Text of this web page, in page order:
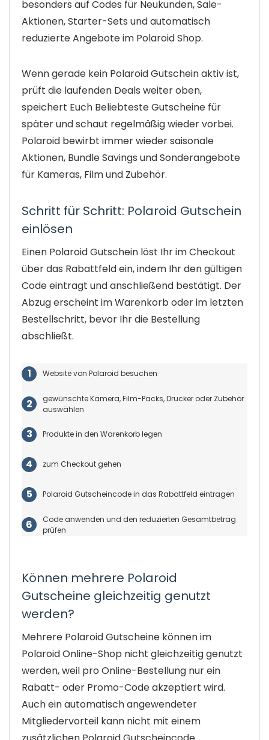
besonders auf Codes für Neukunden, Sale-
Aktionen, Starter-Sets und automatisch
reduzierte Angebote im Polaroid Shop.
Wenn gerade kein Polaroid Gutschein aktiv ist,
prüft die laufenden Deals weiter oben,
speichert Euch Beliebteste Gutscheine für
später und schaut regelmäßig wieder vorbei.
Polaroid bewirbt immer wieder saisonale
Aktionen, Bundle Savings und Sonderangebote
für Kameras, Film und Zubehör.
Schritt für Schritt: Polaroid Gutschein
einlösen
Einen Polaroid Gutschein löst Ihr im Checkout
über das Rabattfeld ein, indem Ihr den gültigen
Code eintragt und anschließend bestätigt. Der
Abzug erscheint im Warenkorb oder im letzten
Bestellschritt, bevor Ihr die Bestellung
abschließt.
Website von Polaroid besuchen
gewünschte Kamera, Film-Packs, Drucker oder Zubehör
auswählen
Produkte in den Warenkorb legen
zum Checkout gehen
Polaroid Gutscheincode in das Rabattfeld eintragen
Code anwenden und den reduzierten Gesamtbetrag
prüfen
Können mehrere Polaroid
Gutscheine gleichzeitig genutzt
werden?
Mehrere Polaroid Gutscheine können im
Polaroid Online-Shop nicht gleichzeitig genutzt
werden, weil pro Online-Bestellung nur ein
Rabatt- oder Promo-Code akzeptiert wird.
Auch ein automatisch angewendeter
Mitgliedervorteil kann nicht mit einem